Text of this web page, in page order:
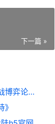
下一篇 »
**和平精英枪怎么变大，视觉威慑的实战博弈论，副标题，巨物枪械背后的心理战术与竞技美学**